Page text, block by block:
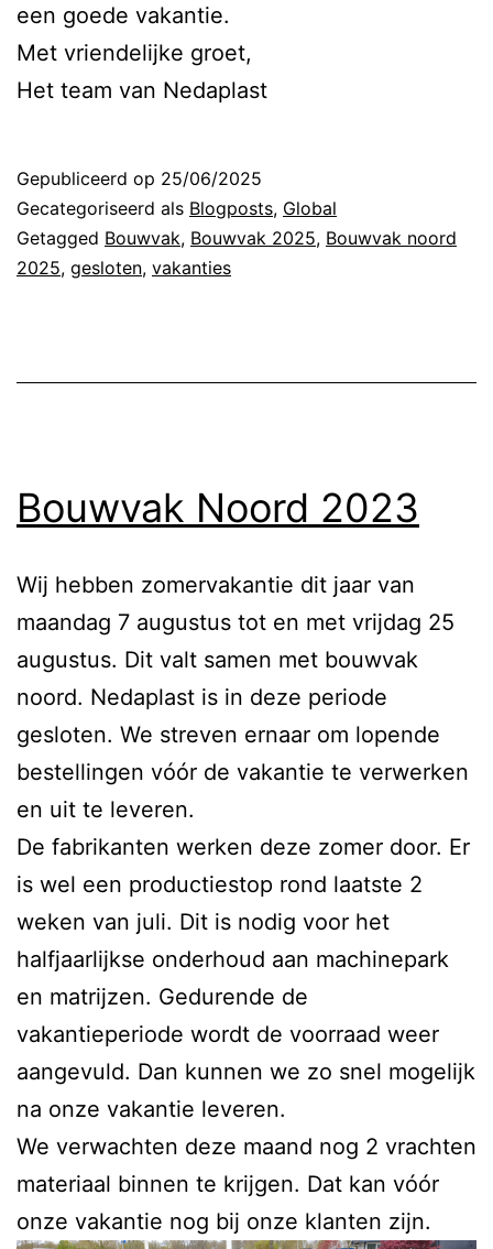
een goede vakantie.
Met vriendelijke groet,
Het team van Nedaplast
Gepubliceerd op 25/06/2025
Gecategoriseerd als Blogposts, Global
Getagged Bouwvak, Bouwvak 2025, Bouwvak noord
2025, gesloten, vakanties
Bouwvak Noord 2023
Wij hebben zomervakantie dit jaar van
maandag 7 augustus tot en met vrijdag 25
augustus. Dit valt samen met bouwvak
noord. Nedaplast is in deze periode
gesloten. We streven ernaar om lopende
bestellingen vóór de vakantie te verwerken
en uit te leveren.
De fabrikanten werken deze zomer door. Er
is wel een productiestop rond laatste 2
weken van juli. Dit is nodig voor het
halfjaarlijkse onderhoud aan machinepark
en matrijzen. Gedurende de
vakantieperiode wordt de voorraad weer
aangevuld. Dan kunnen we zo snel mogelijk
na onze vakantie leveren.
We verwachten deze maand nog 2 vrachten
materiaal binnen te krijgen. Dat kan vóór
onze vakantie nog bij onze klanten zijn.